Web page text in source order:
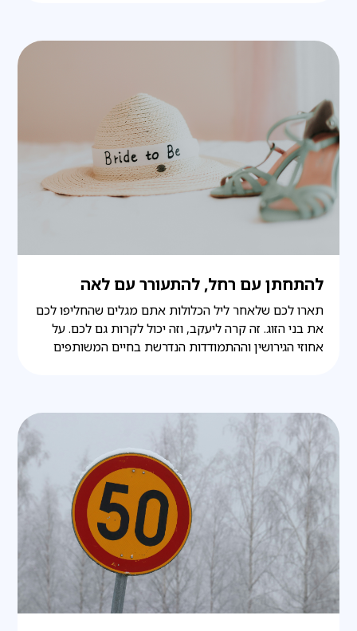
להתחתן עם רחל, להתעורר עם לאה
תארו לכם שלאחר ליל הכלולות אתם מגלים שהחליפו לכם
את בני הזוג. זה קרה ליעקב, וזה יכול לקרות גם לכם. על
אחוזי הגירושין וההתמודדות הנדרשת בחיים המשותפים